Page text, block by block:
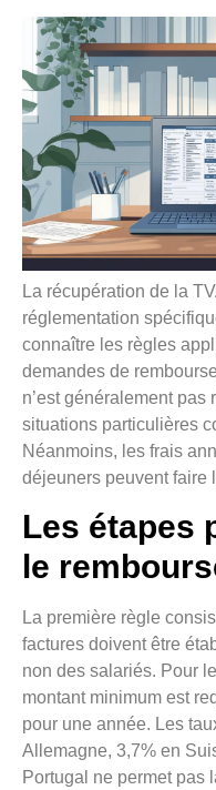
La récupération de la
réglementation
connaître les règles
demandes de
n’est généralement
situations particulières
Néanmoins, les frais
déjeuners peuvent faire
Les étapes
le
La première règle
factures doivent être
non des salariés. Pour
montant minimum est
pour une année. Les
Allemagne, 3,7% en
Portugal ne permet pas